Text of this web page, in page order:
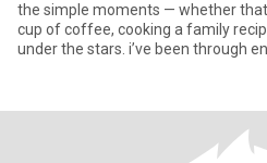
the simple moments — whether
cup of coffee, cooking a family
under the stars. i’ve been through